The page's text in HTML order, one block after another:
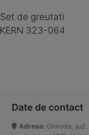
Set de greutati
KERN 323-064
Date de contact
Adresa: Ghiroda, jud.